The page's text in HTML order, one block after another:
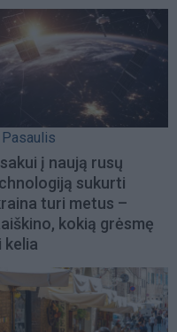
Pasaulis
į naują rusų
sukurti
turi metus –
kokią grėsmę
kelia